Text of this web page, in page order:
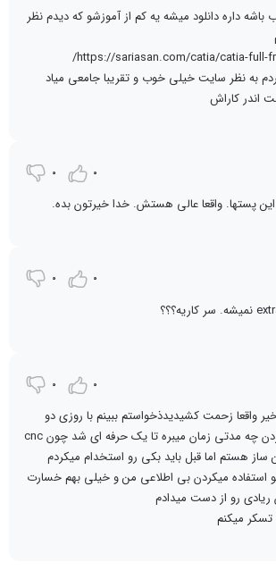
باشه داره دانلود میشه یه کم از آموزشو که دیدم نظر
https://sariasan.com/catia/catia-full-
کردم به نظر سایت خیلی خوب و تقریبا جامعی میاد
اندر کاراش
0
0
پستها. واقعا عالی هستش. خدا خیرتون بده.
0
0
0
0
واقعا زحمت کشیدیدذخواستم ببینم با روزی دو
ساعت کار کردن چه مدتی زمان میبره تا یک حرفه ای شد چون cnc
ساز هستم اما قبل باید بکی رو استخدام میکردم
سو استفاده میکردن بی اطلاعی من و خیلی بهم خسارت
ریادی رو از دست میدادم
تسکر میکنم